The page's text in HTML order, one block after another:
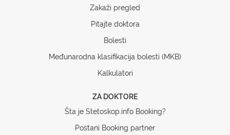
Zakaži pregled
Pitajte doktora
Bolesti
Međunarodna klasifikacija bolesti (MKB)
Kalkulatori
ZA DOKTORE
Šta je Stetoskop.info Booking?
Postani Booking partner